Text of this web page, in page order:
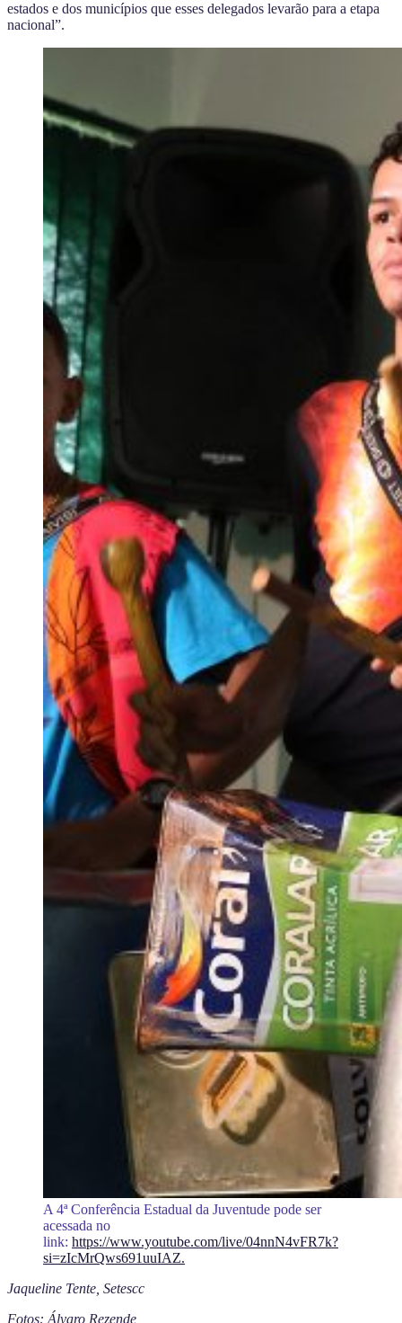
estados e dos municípios que esses delegados levarão para a etapa
nacional”.
A 4ª Conferência Estadual da Juventude pode ser
acessada no
link: https://www.youtube.com/live/04nnN4vFR7k?
si=zIcMrQws691uuIAZ.
Jaqueline Tente, Setescc
Fotos: Álvaro Rezende